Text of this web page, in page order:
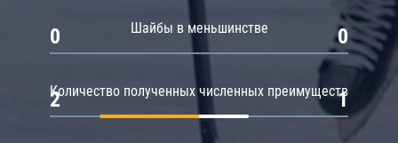
Шайбы в меньшинстве
0 0
Количество полученных численных преимуществ
2 1